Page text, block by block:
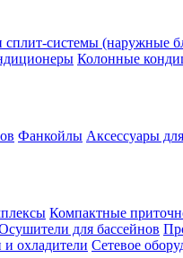
сплит-системы (наружные
Колонные
Фанкойлы Аксессуары
Компактные
для бассейнов
и охладители Сетевое